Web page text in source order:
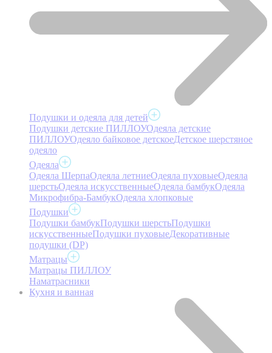
Подушки и одеяла для детей
Подушки детские ПИЛЛОУОдеяла детские
ПИЛЛОУОдеяло байковое детскоеДетское шерстяное
одеяло
Одеяла
Одеяла ШерпаОдеяла летниеОдеяла пуховыеОдеяла
шерстьОдеяла искусственныеОдеяла бамбукОдеяла
Микрофибра-БамбукОдеяла хлопковые
Подушки
Подушки бамбукПодушки шерстьПодушки
искусственныеПодушки пуховыеДекоративные
подушки (DP)
Матрацы
Матрацы ПИЛЛОУ
Наматрасники
Кухня и ванная